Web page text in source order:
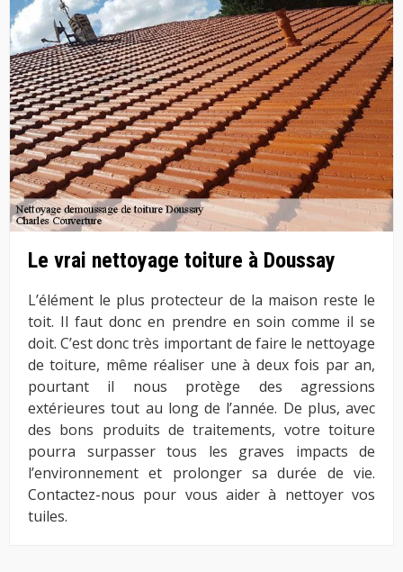
Le vrai nettoyage toiture à Doussay
L’élément le plus protecteur de la maison reste le
toit. Il faut donc en prendre en soin comme il se
doit. C’est donc très important de faire le nettoyage
de toiture, même réaliser une à deux fois par an,
pourtant il nous protège des agressions
extérieures tout au long de l’année. De plus, avec
des bons produits de traitements, votre toiture
pourra surpasser tous les graves impacts de
l’environnement et prolonger sa durée de vie.
Contactez-nous pour vous aider à nettoyer vos
tuiles.